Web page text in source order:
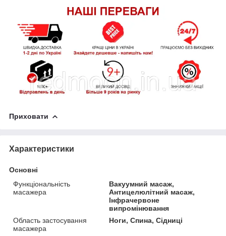
Приховати
Характеристики
Основні
Функціональність
масажера
Вакуумний масаж,
Антицелюлітний масаж,
Інфрачервоне
випромінювання
Область застосування
масажера
Ноги, Спина, Сідниці